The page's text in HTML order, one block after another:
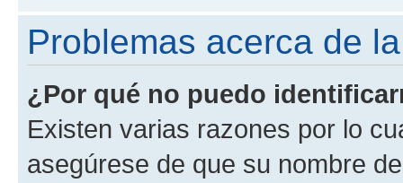
Problemas acerca de
¿Por qué no puedo
Existen varias razones por lo
asegúrese de que su nombre